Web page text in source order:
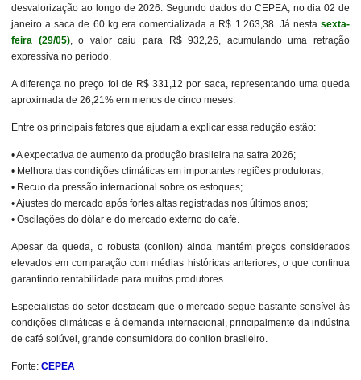
desvalorização ao longo de 2026. Segundo dados do CEPEA, no dia 02 de
janeiro a saca de 60 kg era comercializada a R$ 1.263,38. Já nesta sexta-
feira (29/05), o valor caiu para R$ 932,26, acumulando uma retração
expressiva no período.
A diferença no preço foi de R$ 331,12 por saca, representando uma queda
aproximada de 26,21% em menos de cinco meses.
Entre os principais fatores que ajudam a explicar essa redução estão:
• A expectativa de aumento da produção brasileira na safra 2026;
• Melhora das condições climáticas em importantes regiões produtoras;
• Recuo da pressão internacional sobre os estoques;
• Ajustes do mercado após fortes altas registradas nos últimos anos;
• Oscilações do dólar e do mercado externo do café.
Apesar da queda, o robusta (conilon) ainda mantém preços considerados
elevados em comparação com médias históricas anteriores, o que continua
garantindo rentabilidade para muitos produtores.
Especialistas do setor destacam que o mercado segue bastante sensível às
condições climáticas e à demanda internacional, principalmente da indústria
de café solúvel, grande consumidora do conilon brasileiro.
Fonte: CEPEA